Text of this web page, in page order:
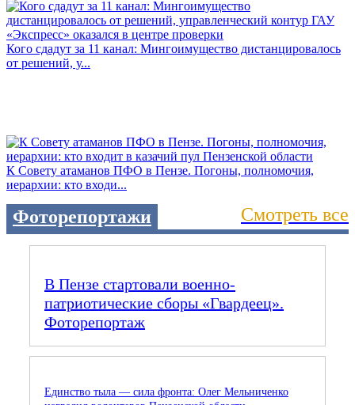
Кого сдадут за 11 канал: Мингоимущество дистанцировалось
от решений, у...
К Совету атаманов ПФО в Пензе. Погоны, полномочия,
иерархии: кто входи...
Фоторепортажи Смотреть все
В Пензе стартовали военно-
патриотические сборы «Гвардеец».
Фоторепортаж
Единство тыла — сила фронта: Олег Мельниченко